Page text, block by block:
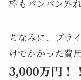
枠もバンバン外
ちなみに、プラ
けでかかった費
3,000万円！